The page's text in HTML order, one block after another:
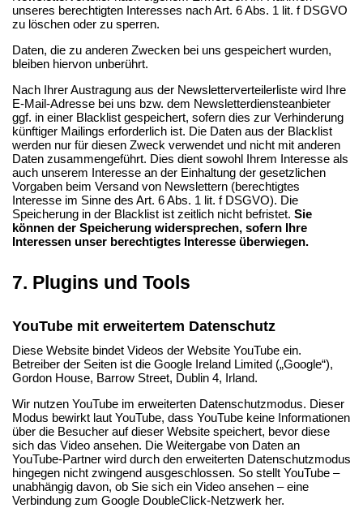
unseres berechtigten Interesses nach Art. 6 Abs. 1 lit. f DSGVO
zu löschen oder zu sperren.
Daten, die zu anderen Zwecken bei uns gespeichert wurden,
bleiben hiervon unberührt.
Nach Ihrer Austragung aus der Newsletterverteilerliste wird Ihre
E-Mail-Adresse bei uns bzw. dem Newsletterdiensteanbieter
ggf. in einer Blacklist gespeichert, sofern dies zur Verhinderung
künftiger Mailings erforderlich ist. Die Daten aus der Blacklist
werden nur für diesen Zweck verwendet und nicht mit anderen
Daten zusammengeführt. Dies dient sowohl Ihrem Interesse als
auch unserem Interesse an der Einhaltung der gesetzlichen
Vorgaben beim Versand von Newslettern (berechtigtes
Interesse im Sinne des Art. 6 Abs. 1 lit. f DSGVO). Die
Speicherung in der Blacklist ist zeitlich nicht befristet. Sie
können der Speicherung widersprechen, sofern Ihre
Interessen unser berechtigtes Interesse überwiegen.
7. Plugins und Tools
YouTube mit erweitertem Datenschutz
Diese Website bindet Videos der Website YouTube ein.
Betreiber der Seiten ist die Google Ireland Limited („Google“),
Gordon House, Barrow Street, Dublin 4, Irland.
Wir nutzen YouTube im erweiterten Datenschutzmodus. Dieser
Modus bewirkt laut YouTube, dass YouTube keine Informationen
über die Besucher auf dieser Website speichert, bevor diese
sich das Video ansehen. Die Weitergabe von Daten an
YouTube-Partner wird durch den erweiterten Datenschutzmodus
hingegen nicht zwingend ausgeschlossen. So stellt YouTube –
unabhängig davon, ob Sie sich ein Video ansehen – eine
Verbindung zum Google DoubleClick-Netzwerk her.